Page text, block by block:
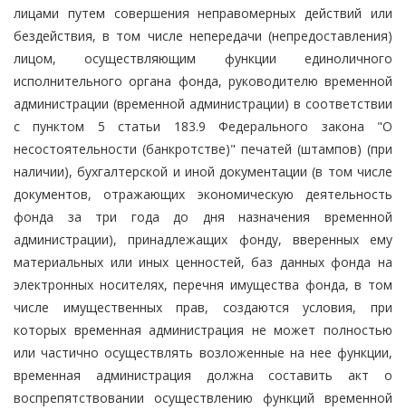
лицами путем совершения неправомерных действий или
бездействия, в том числе непередачи (непредоставления)
лицом, осуществляющим функции единоличного
исполнительного органа фонда, руководителю временной
администрации (временной администрации) в соответствии
с пунктом 5 статьи 183.9 Федерального закона "О
несостоятельности (банкротстве)" печатей (штампов) (при
наличии), бухгалтерской и иной документации (в том числе
документов, отражающих экономическую деятельность
фонда за три года до дня назначения временной
администрации), принадлежащих фонду, вверенных ему
материальных или иных ценностей, баз данных фонда на
электронных носителях, перечня имущества фонда, в том
числе имущественных прав, создаются условия, при
которых временная администрация не может полностью
или частично осуществлять возложенные на нее функции,
временная администрация должна составить акт о
воспрепятствовании осуществлению функций временной